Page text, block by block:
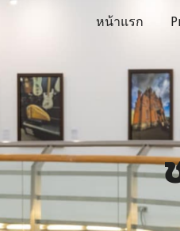
Skip to
หน้าแรก